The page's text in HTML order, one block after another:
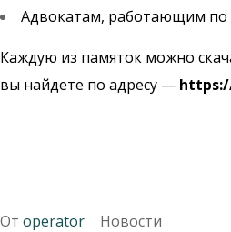
Адвокатам, работающим по
Каждую из памяток можно
вы найдете по адресу —
От operator Новости